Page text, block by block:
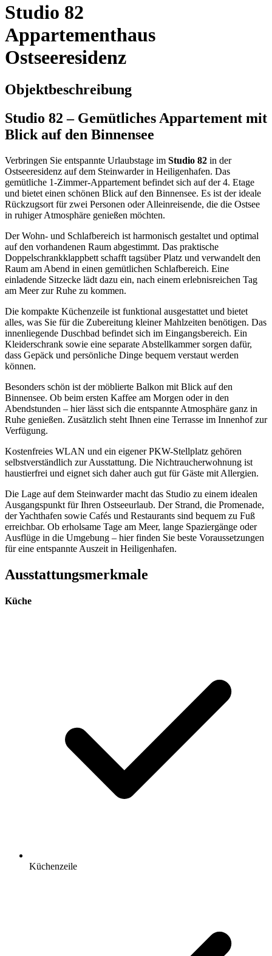
Studio 82
Appartementhaus
Ostseeresidenz
Objektbeschreibung
Studio 82 – Gemütliches Appartement mit
Blick auf den Binnensee
Verbringen Sie entspannte Urlaubstage im Studio 82 in der
Ostseeresidenz auf dem Steinwarder in Heiligenhafen. Das
gemütliche 1-Zimmer-Appartement befindet sich auf der 4. Etage
und bietet einen schönen Blick auf den Binnensee. Es ist der ideale
Rückzugsort für zwei Personen oder Alleinreisende, die die Ostsee
in ruhiger Atmosphäre genießen möchten.
Der Wohn- und Schlafbereich ist harmonisch gestaltet und optimal
auf den vorhandenen Raum abgestimmt. Das praktische
Doppelschrankklappbett schafft tagsüber Platz und verwandelt den
Raum am Abend in einen gemütlichen Schlafbereich. Eine
einladende Sitzecke lädt dazu ein, nach einem erlebnisreichen Tag
am Meer zur Ruhe zu kommen.
Die kompakte Küchenzeile ist funktional ausgestattet und bietet
alles, was Sie für die Zubereitung kleiner Mahlzeiten benötigen. Das
innenliegende Duschbad befindet sich im Eingangsbereich. Ein
Kleiderschrank sowie eine separate Abstellkammer sorgen dafür,
dass Gepäck und persönliche Dinge bequem verstaut werden
können.
Besonders schön ist der möblierte Balkon mit Blick auf den
Binnensee. Ob beim ersten Kaffee am Morgen oder in den
Abendstunden – hier lässt sich die entspannte Atmosphäre ganz in
Ruhe genießen. Zusätzlich steht Ihnen eine Terrasse im Innenhof zur
Verfügung.
Kostenfreies WLAN und ein eigener PKW-Stellplatz gehören
selbstverständlich zur Ausstattung. Die Nichtraucherwohnung ist
haustierfrei und eignet sich daher auch gut für Gäste mit Allergien.
Die Lage auf dem Steinwarder macht das Studio zu einem idealen
Ausgangspunkt für Ihren Ostseeurlaub. Der Strand, die Promenade,
der Yachthafen sowie Cafés und Restaurants sind bequem zu Fuß
erreichbar. Ob erholsame Tage am Meer, lange Spaziergänge oder
Ausflüge in die Umgebung – hier finden Sie beste Voraussetzungen
für eine entspannte Auszeit in Heiligenhafen.
Ausstattungsmerkmale
Küche
Küchenzeile